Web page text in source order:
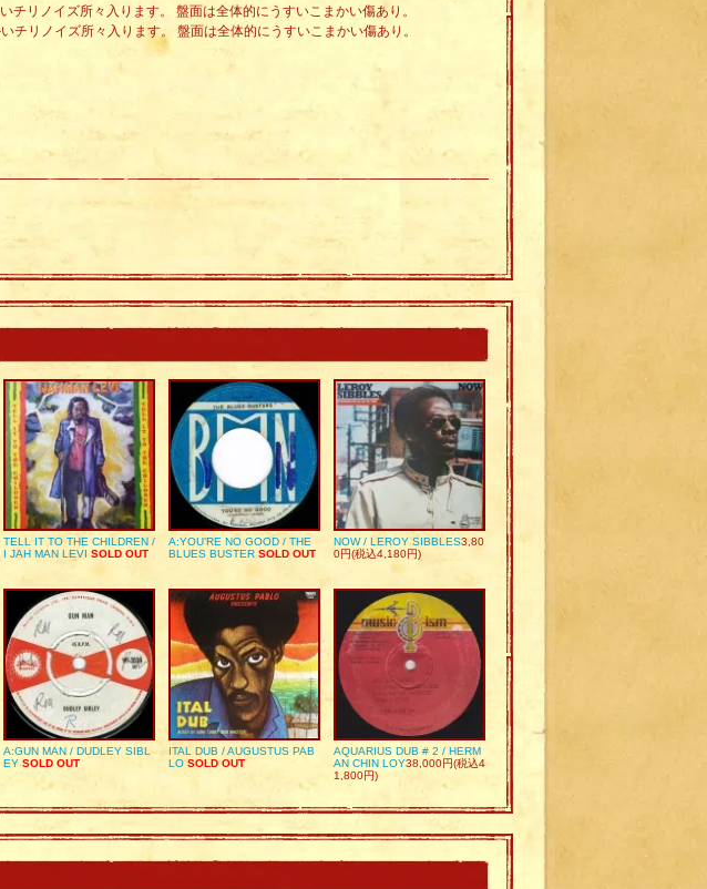
チリノイズ所々入ります。 盤面は全体的にうすいこまかい傷あり。
チリノイズ所々入ります。 盤面は全体的にうすいこまかい傷あり。
TELL IT TO THE CHILDREN /
I JAH MAN LEVI SOLD OUT
A:YOU’RE NO GOOD / THE
BLUES BUSTER SOLD OUT
NOW / LEROY SIBBLES3,80
0円(税込4,180円)
A:GUN MAN / DUDLEY SIBL
EY SOLD OUT
ITAL DUB / AUGUSTUS PAB
LO SOLD OUT
AQUARIUS DUB # 2 / HERM
AN CHIN LOY38,000円(税込4
1,800円)